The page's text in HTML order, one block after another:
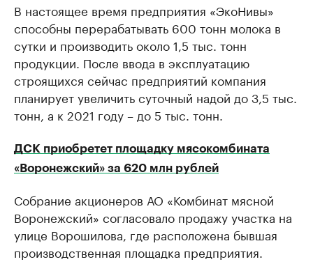
В настоящее время предприятия «ЭкоНивы»
способны перерабатывать 600 тонн молока в
сутки и производить около 1,5 тыс. тонн
продукции. После ввода в эксплуатацию
строящихся сейчас предприятий компания
планирует увеличить суточный надой до 3,5 тыс.
тонн, а к 2021 году – до 5 тыс. тонн.
ДСК приобретет площадку мясокомбината
«Воронежский» за 620 млн рублей
Собрание акционеров АО «Комбинат мясной
Воронежский» согласовало продажу участка на
улице Ворошилова, где расположена бывшая
производственная площадка предприятия.